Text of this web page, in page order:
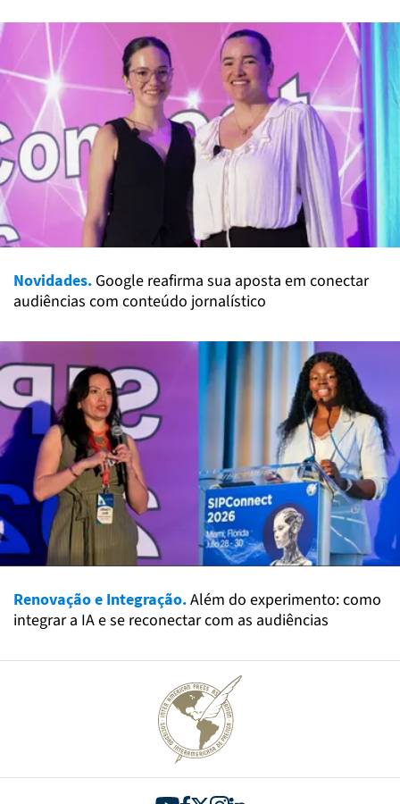
Novidades. Google reafirma sua aposta em conectar
audiências com conteúdo jornalístico
Renovação e Integração.Além do experimento: como
integrar a IA e se reconectar com as audiências